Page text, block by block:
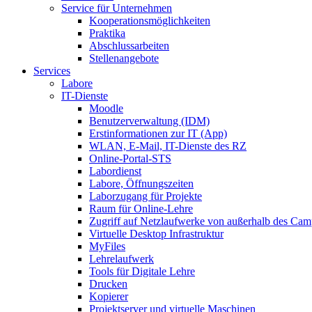
Service für Unternehmen
Kooperationsmöglichkeiten
Praktika
Abschlussarbeiten
Stellenangebote
Services
Labore
IT-Dienste
Moodle
Benutzerverwaltung (IDM)
Erstinformationen zur IT (App)
WLAN, E-Mail, IT-Dienste des RZ
Online-Portal-STS
Labordienst
Labore, Öffnungszeiten
Laborzugang für Projekte
Raum für Online-Lehre
Zugriff auf Netzlaufwerke von außerhalb des
Virtuelle Desktop Infrastruktur
MyFiles
Lehrelaufwerk
Tools für Digitale Lehre
Drucken
Kopierer
Projektserver und virtuelle Maschinen